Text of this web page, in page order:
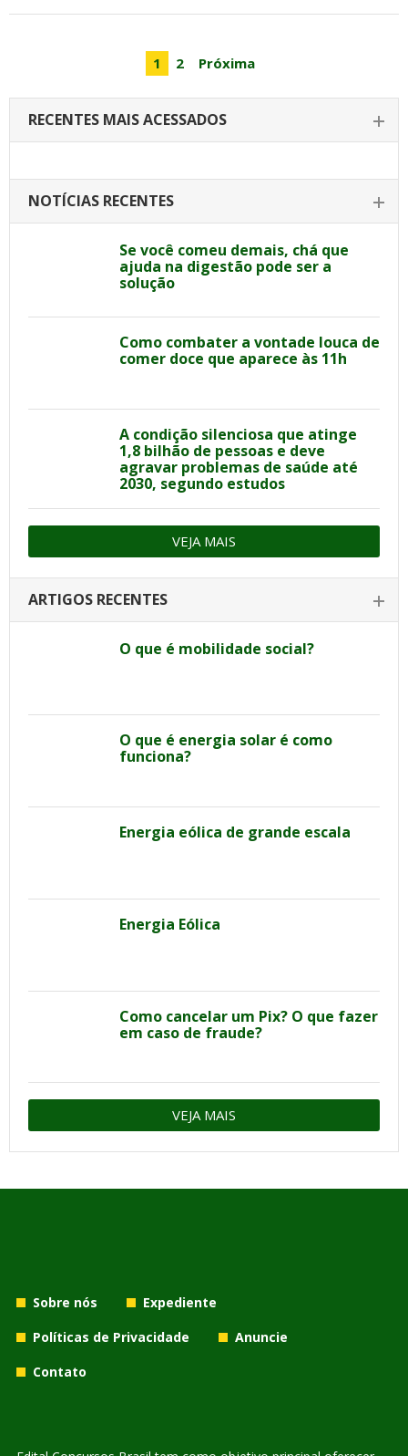
1 2 Próxima
RECENTES MAIS ACESSADOS
NOTÍCIAS RECENTES
Se você comeu demais, chá que
ajuda na digestão pode ser a
solução
Como combater a vontade louca de
comer doce que aparece às 11h
A condição silenciosa que atinge
1,8 bilhão de pessoas e deve
agravar problemas de saúde até
2030, segundo estudos
VEJA MAIS
ARTIGOS RECENTES
O que é mobilidade social?
O que é energia solar é como
funciona?
Energia eólica de grande escala
Energia Eólica
Como cancelar um Pix? O que fazer
em caso de fraude?
VEJA MAIS
Sobre nós
Expediente
Políticas de Privacidade
Anuncie
Contato